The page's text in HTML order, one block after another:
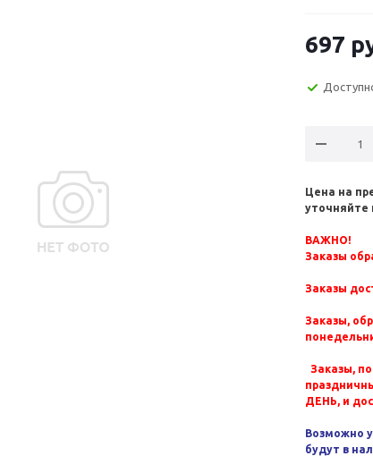
697
Цена на
уточняйте
ВАЖНО!
Заказы
Заказы
Заказы,
Заказы,
ДЕНЬ, и
Возможно
будут в